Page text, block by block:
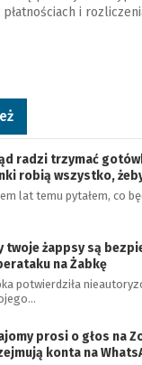
i
radzi trzymać
robią wszystko,
lat temu pytałem, co
twoje żappsy są
na Żabkę
potwierdziła
prosi o głos na
konta na